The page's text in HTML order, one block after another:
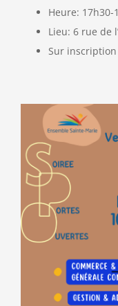
Heure: 17h30-
Lieu: 6 rue de
Sur inscription